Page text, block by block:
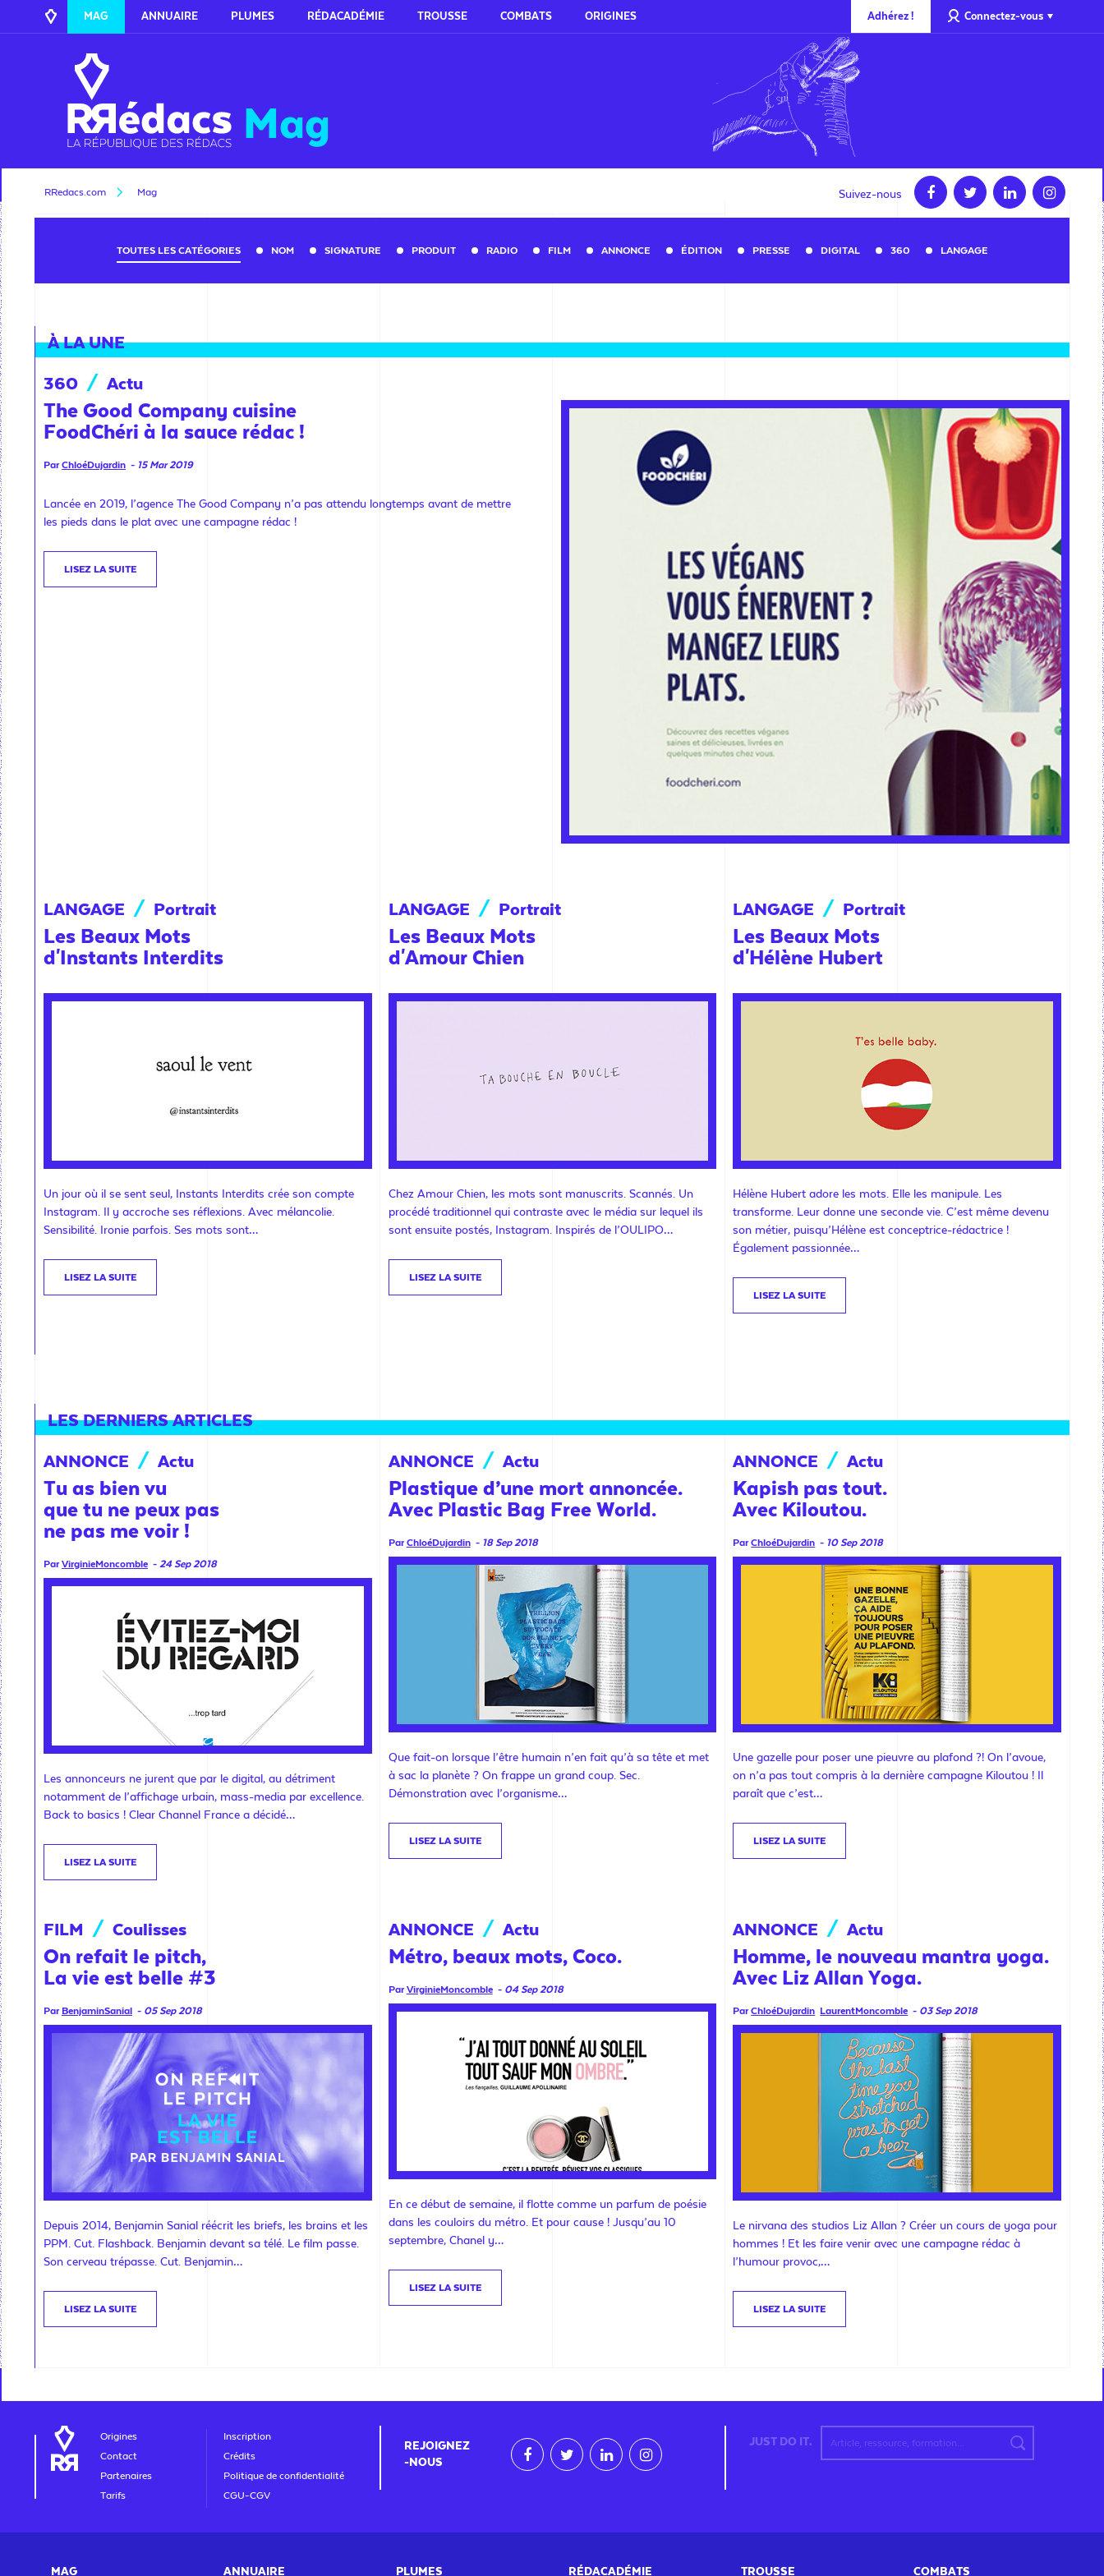
MAG ANNUAIRE PLUMES RÉDACADÉMIE TROUSSE COMBATS ORIGINES Connectez-vous
Adhérez !
Mag
RRedacs.com Mag Suivez-nous
TOUTES LES CATÉGORIES NOM SIGNATURE PRODUIT RADIO FILM ANNONCE ÉDITION PRESSE DIGITAL 360 LANGAGE
À LA UNE
360 / Actu
The Good Company cuisine
FoodChéri à la sauce rédac !
ParChloéDujardin - 15 Mar 2019
Lancée en 2019, l’agence The Good Company n’a pas attendu longtemps avant de mettre
les pieds dans le plat avec une campagne rédac !
LISEZ LA SUITE
LANGAGE / Portrait
Les Beaux Mots
d'Instants Interdits
Un jour où il se sent seul, Instants Interdits crée son compte
Instagram. Il y accroche ses réflexions. Avec mélancolie.
Sensibilité. Ironie parfois. Ses mots sont…
LISEZ LA SUITE
LANGAGE / Portrait
Les Beaux Mots
d'Amour Chien
Chez Amour Chien, les mots sont manuscrits. Scannés. Un
procédé traditionnel qui contraste avec le média sur lequel ils
sont ensuite postés, Instagram. Inspirés de l’OULIPO…
LISEZ LA SUITE
LANGAGE / Portrait
Les Beaux Mots
d'Hélène Hubert
Hélène Hubert adore les mots. Elle les manipule. Les
transforme. Leur donne une seconde vie. C’est même devenu
son métier, puisqu’Hélène est conceptrice-rédactrice !
Également passionnée…
LISEZ LA SUITE
LES DERNIERS ARTICLES
ANNONCE / Actu
Tu as bien vu
que tu ne peux pas
ne pas me voir !
ParVirginieMoncomble - 24 Sep 2018
Les annonceurs ne jurent que par le digital, au détriment
notamment de l’affichage urbain, mass-media par excellence.
Back to basics ! Clear Channel France a décidé…
LISEZ LA SUITE
ANNONCE / Actu
Plastique d’une mort annoncée.
Avec Plastic Bag Free World.
ParChloéDujardin- 18 Sep 2018
Que fait-on lorsque l’être humain n’en fait qu’à sa tête et met
à sac la planète ? On frappe un grand coup. Sec.
Démonstration avec l’organisme…
LISEZ LA SUITE
ANNONCE / Actu
Kapish pas tout.
Avec Kiloutou.
ParChloéDujardin - 10 Sep 2018
Une gazelle pour poser une pieuvre au plafond ?! On l’avoue,
on n’a pas tout compris à la dernière campagne Kiloutou ! Il
paraît que c’est…
LISEZ LA SUITE
FILM / Coulisses
On refait le pitch,
La vie est belle #3
Par BenjaminSanial - 05 Sep 2018
Depuis 2014, Benjamin Sanial réécrit les briefs, les brains et les
PPM. Cut. Flashback. Benjamin devant sa télé. Le film passe.
Son cerveau trépasse. Cut. Benjamin…
LISEZ LA SUITE
ANNONCE / Actu
Métro, beaux mots, Coco.
ParVirginieMoncomble- 04 Sep 2018
En ce début de semaine, il flotte comme un parfum de poésie
dans les couloirs du métro. Et pour cause ! Jusqu’au 10
septembre, Chanel y…
LISEZ LA SUITE
ANNONCE / Actu
Homme, le nouveau mantra yoga.
Avec Liz Allan Yoga.
ParChloéDujardin LaurentMoncomble - 03 Sep 2018
Le nirvana des studios Liz Allan ? Créer un cours de yoga pour
hommes ! Et les faire venir avec une campagne rédac à
l’humour provoc,…
LISEZ LA SUITE
Origines
Contact
Partenaires
Tarifs
Inscription
Crédits
Politique de confidentialité
CGU-CGV
REJOIGNEZ
-NOUS
JUST DO IT.
MAG ANNUAIRE PLUMES RÉDACADÉMIE TROUSSE COMBATS